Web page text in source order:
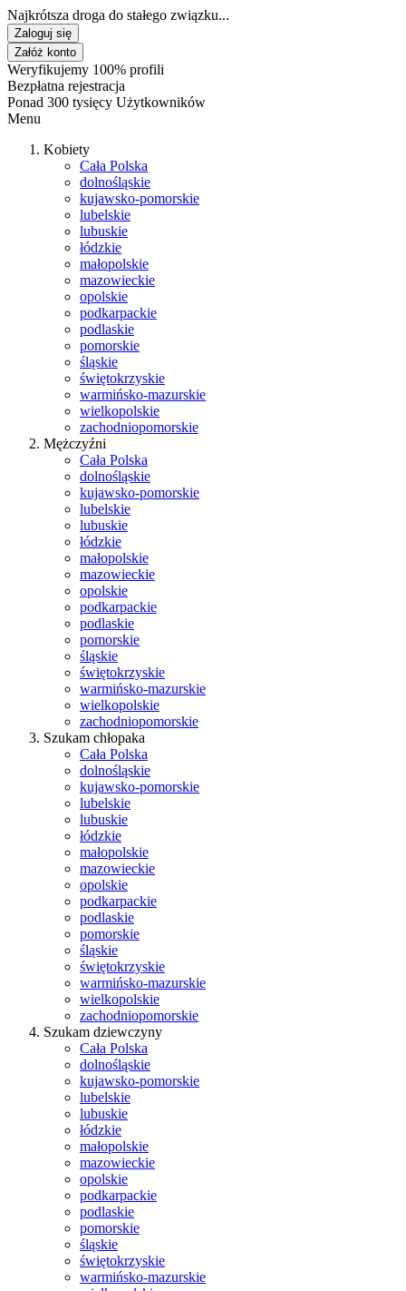
Najkrótsza droga do stałego związku...
Zaloguj się
Załóż konto
Weryfikujemy 100% profili
Bezpłatna rejestracja
Ponad 300 tysięcy Użytkowników
Menu
Kobiety
Cała Polska
dolnośląskie
kujawsko-pomorskie
lubelskie
lubuskie
łódzkie
małopolskie
mazowieckie
opolskie
podkarpackie
podlaskie
pomorskie
śląskie
świętokrzyskie
warmińsko-mazurskie
wielkopolskie
zachodniopomorskie
Mężczyźni
Cała Polska
dolnośląskie
kujawsko-pomorskie
lubelskie
lubuskie
łódzkie
małopolskie
mazowieckie
opolskie
podkarpackie
podlaskie
pomorskie
śląskie
świętokrzyskie
warmińsko-mazurskie
wielkopolskie
zachodniopomorskie
Szukam chłopaka
Cała Polska
dolnośląskie
kujawsko-pomorskie
lubelskie
lubuskie
łódzkie
małopolskie
mazowieckie
opolskie
podkarpackie
podlaskie
pomorskie
śląskie
świętokrzyskie
warmińsko-mazurskie
wielkopolskie
zachodniopomorskie
Szukam dziewczyny
Cała Polska
dolnośląskie
kujawsko-pomorskie
lubelskie
lubuskie
łódzkie
małopolskie
mazowieckie
opolskie
podkarpackie
podlaskie
pomorskie
śląskie
świętokrzyskie
warmińsko-mazurskie